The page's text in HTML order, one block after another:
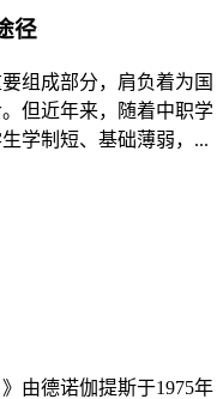
径
组成部分，肩负着为国
但近年来，随着中职学
学制短、基础薄弱，...
由德诺伽提斯于1975年